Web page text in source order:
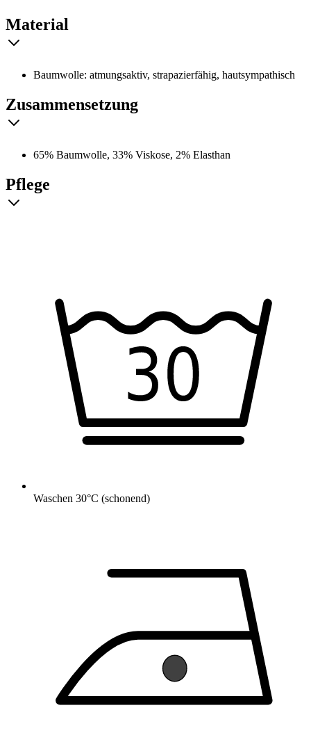
Material
Baumwolle: atmungsaktiv, strapazierfähig, hautsympathisch
Zusammensetzung
65% Baumwolle, 33% Viskose, 2% Elasthan
Pflege
Waschen 30°C (schonend)